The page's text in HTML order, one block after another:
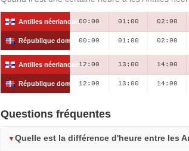
Antilles néerlandaises00:00 01:00 02:00
République dominicaine
00:00 01:00 02:00
Antilles néerlandaises12:00 13:00 14:00
République dominicaine
12:00 13:00 14:00
Questions fréquentes
Quelle est la différence d'heure entre les